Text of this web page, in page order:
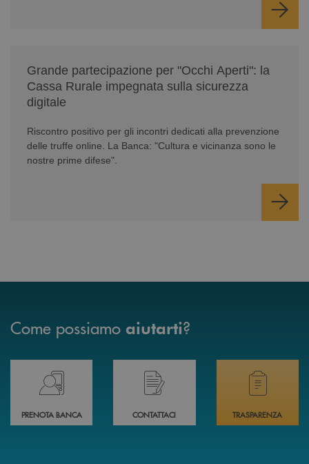
Grande partecipazione per "Occhi Aperti": la
Cassa Rurale impegnata sulla sicurezza
digitale
Riscontro positivo per gli incontri dedicati alla prevenzione
delle truffe online. La Banca: "Cultura e vicinanza sono le
nostre prime difese".
Come possiamo aiutarti?
Prenota il tuo appuntamento in Filiale direttamente da casa 24h su 24h
PRENOTA BANCA
Hai bisogno di assistenza immediata?
CONTATTACI
Hai bisogno di
TRASPARENZA